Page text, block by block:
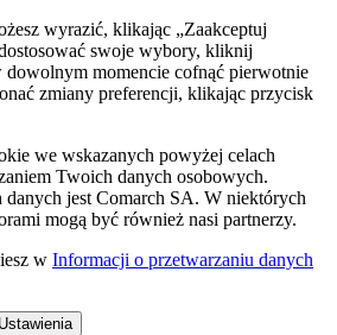
wyrazić, klikając „Zaakceptuj
swoje wybory, kliknij
dowolnym momencie cofnąć pierwotnie
zmiany preferencji, klikając przycisk
we wskazanych powyżej celach
Twoich danych osobowych.
jest Comarch SA. W niektórych
mogą być również nasi partnerzy.
w Informacji o przetwarzaniu danych
Ustawienia